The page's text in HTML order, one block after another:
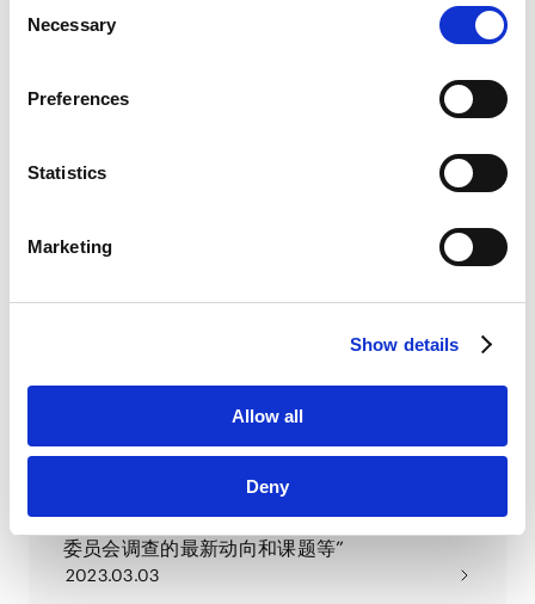
Google Analytics, Google Search Console
Marketo
link]
HubSpot
Selection
Necessary
Preferences
Statistics
Marketing
Show details
Allow all
Deny
RELATED INSIGHTS
法务视野
研讨会
日本交易所自主规制法人内部研修“近期第三方
委员会调查的最新动向和课题等”
2023.03.03